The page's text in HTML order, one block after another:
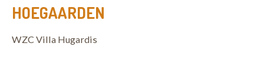
HOEGAARDEN
WZC Villa Hugardis